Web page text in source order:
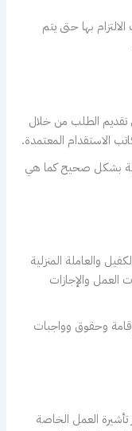
بها حتى يتم
الطلب من خلال
الاستقدام المعتمدة.
بشكل صحيح كما هي
والعاملة المنزلية
العمل والإجازات
وحقوق وواجبات
العمل الخاصة